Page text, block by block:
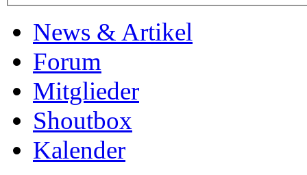
News & Artikel
Forum
Mitglieder
Shoutbox
Kalender